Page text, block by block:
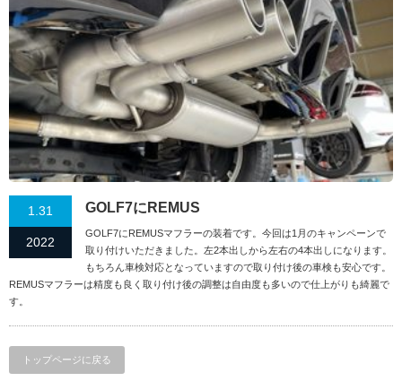
1.31
2022
GOLF7にREMUS
GOLF7にREMUSマフラーの装着です。今回は1月のキャンペーンで
取り付けいただきました。左2本出しから左右の4本出しになります。
もちろん車検対応となっていますので取り付け後の車検も安心です。
REMUSマフラーは精度も良く取り付け後の調整は自由度も多いので仕上がりも綺麗で
す。
トップページに戻る